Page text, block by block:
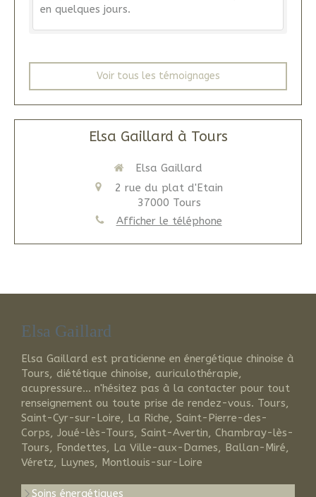
en quelques jours.
Voir tous les témoignages
Elsa Gaillard à Tours
Elsa Gaillard
2 rue du plat d'Etain
37000 Tours
Afficher le téléphone
Elsa Gaillard
Elsa Gaillard est praticienne en énergétique chinoise à
Tours, diététique chinoise, auriculothérapie,
acupressure... n'hésitez pas à la contacter pour tout
renseignement ou toute prise de rendez-vous. Tours,
Saint-Cyr-sur-Loire, La Riche, Saint-Pierre-des-
Corps, Joué-lès-Tours, Saint-Avertin, Chambray-lès-
Tours, Fondettes, La Ville-aux-Dames, Ballan-Miré,
Véretz, Luynes, Montlouis-sur-Loire
Soins énergétiques